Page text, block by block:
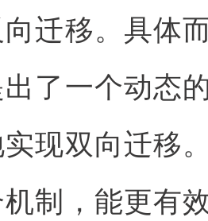
迁移。具体
了一个动态
现双向迁移
制，能更有